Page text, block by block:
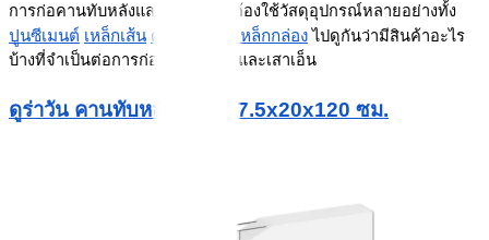
การก่อคานทับหลังและเสาเอ็นจะต้องใช้วัสดุอุปกรณ์หลายอย่างทั้ง
ปูนซีเมนต์ เหล็กเส้น ตาข่าย เหล็กกล่อง ไปดูกันว่ามีสินค้าอะไร
บ้างที่จำเป็นต่อการก่อคานทับหลังและเสาเอ็น
ดูร่าวัน คานทับหลัง ขนาด 7.5x20x120 ซม.